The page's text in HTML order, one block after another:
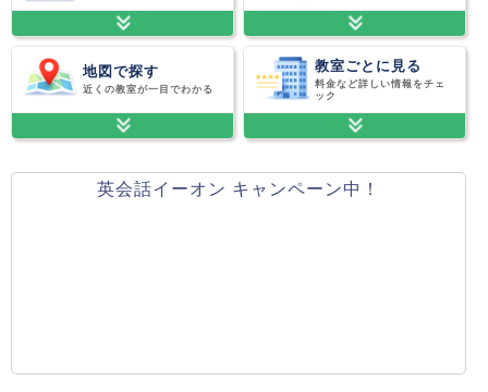
地図で探す
近くの教室が一目でわかる
教室ごとに見る
料金など詳しい情報をチェ
ック
英会話イーオン キャンペーン中！